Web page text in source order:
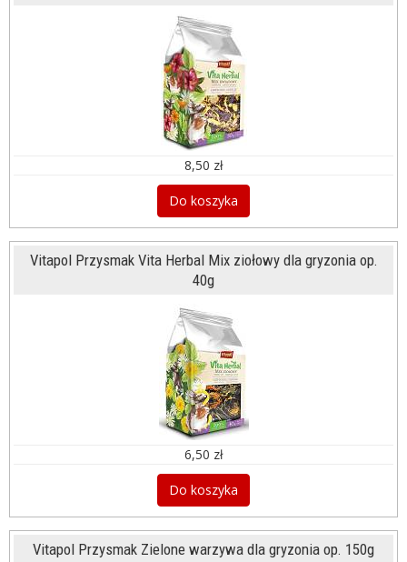
8,50 zł
Do koszyka
Vitapol Przysmak Vita Herbal Mix ziołowy dla gryzonia op.
40g
6,50 zł
Do koszyka
Vitapol Przysmak Zielone warzywa dla gryzonia op. 150g